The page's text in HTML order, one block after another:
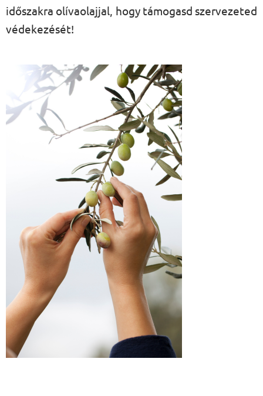
időszakra olívaolajjal, hogy támogasd szervezeted
védekezését!